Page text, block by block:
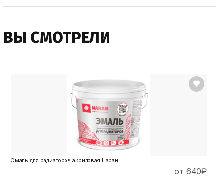
ВЫ СМОТРЕЛИ
Эмаль для радиаторов акриловая Наран
от 640₽